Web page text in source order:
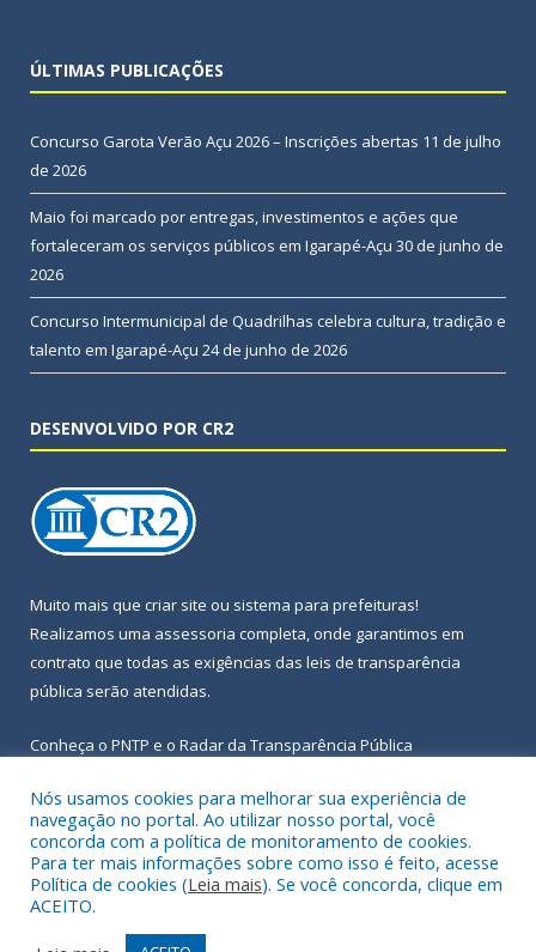
ÚLTIMAS PUBLICAÇÕES
Concurso Garota Verão Açu 2026 – Inscrições abertas 11 de julho
de 2026
Maio foi marcado por entregas, investimentos e ações que
fortaleceram os serviços públicos em Igarapé-Açu 30 de junho de
2026
Concurso Intermunicipal de Quadrilhas celebra cultura, tradição e
talento em Igarapé-Açu 24 de junho de 2026
DESENVOLVIDO POR CR2
Muito mais que criar site ou sistema para prefeituras!
Realizamos uma assessoria completa, onde garantimos em
contrato que todas as exigências das leis de transparência
pública serão atendidas.
Conheça o PNTP e o Radar da Transparência Pública
Todos os direitos reservados a Prefeitura Municipal de Igarapé-
Açu.
Nós usamos cookies para melhorar sua experiência de
navegação no portal. Ao utilizar nosso portal, você
concorda com a política de monitoramento de cookies.
Para ter mais informações sobre como isso é feito, acesse
Política de cookies (Leia mais). Se você concorda, clique em
ACEITO.